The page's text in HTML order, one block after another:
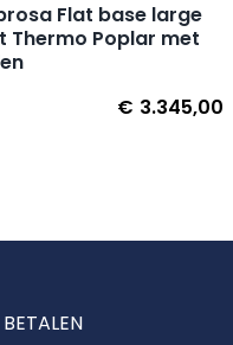
Flat base large
Thermo Poplar met
€ 3.345,00